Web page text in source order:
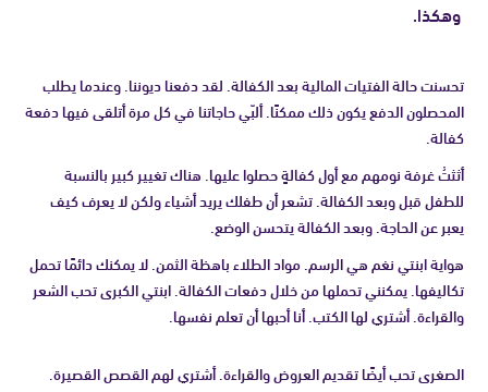
وهكذا.
تحسنت حالة الفتيات المالية بعد الكفالة. لقد دفعنا ديوننا. وعندما يطلب
المحصلون الدفع يكون ذلك ممكنًا. ألبّي حاجاتنا في كل مرة أتلقى فيها دفعة
كفالة.
أثثتُ غرفة نومهم مع أول كفالةٍ حصلوا عليها. هناك تغيير كبير بالنسبة
للطفل قبل وبعد الكفالة. تشعر أن طفلك يريد أشياء ولكن لا يعرف كيف
يعبر عن الحاجة. وبعد الكفالة يتحسن الوضع.
هواية ابنتي نغم هي الرسم. مواد الطلاء باهظة الثمن. لا يمكنك دائمًا تحمل
تكاليفها. يمكنني تحملها من خلال دفعات الكفالة. ابنتي الكبرى تحب الشعر
والقراءة. أشتري لها الكتب. أنا أحبها أن تعلم نفسها.
الصغرى تحب أيضًا تقديم العروض والقراءة. أشتري لهم القصص القصيرة.